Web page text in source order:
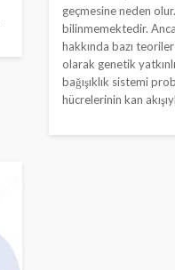
geçmesine neden
bilinmemektedir.
hakkında bazı
olarak genetik
bağışıklık sistemi
hücrelerinin kan